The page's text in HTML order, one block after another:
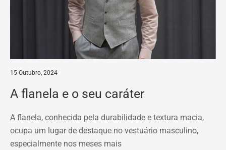
15 Outubro, 2024
A flanela e o seu caráter
A flanela, conhecida pela durabilidade e textura macia,
ocupa um lugar de destaque no vestuário masculino,
especialmente nos meses mais